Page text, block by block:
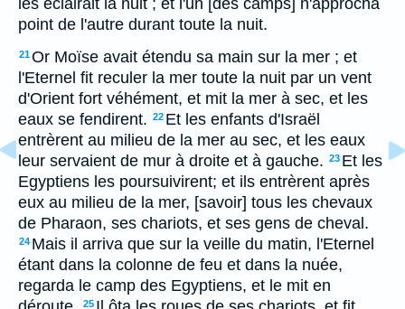
les éclairait la nuit ; et l'un [des camps] n'approcha
point de l'autre durant toute la nuit.
21Or Moïse avait étendu sa main sur la mer ; et
l'Eternel fit reculer la mer toute la nuit par un vent
d'Orient fort véhément, et mit la mer à sec, et les
eaux se fendirent. 22 Et les enfants d'Israël
entrèrent au milieu de la mer au sec, et les eaux
leur servaient de mur à droite et à gauche. 23 Et les
Egyptiens les poursuivirent; et ils entrèrent après
eux au milieu de la mer, [savoir] tous les chevaux
de Pharaon, ses chariots, et ses gens de cheval.
24 Mais il arriva que sur la veille du matin, l'Eternel
étant dans la colonne de feu et dans la nuée,
regarda le camp des Egyptiens, et le mit en
25